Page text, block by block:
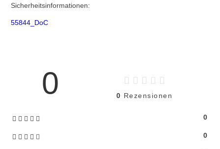
Sicherheitsinformationen:
55844_DoC
0 0 Rezensionen
0
0